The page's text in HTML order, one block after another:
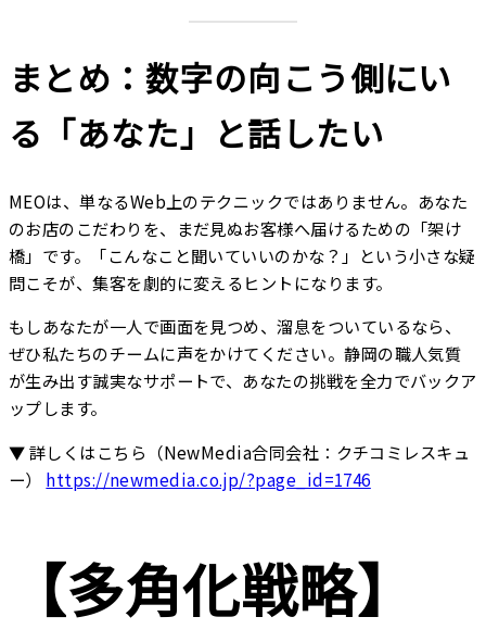
まとめ：数字の向こう側にい
る「あなた」と話したい
MEOは、単なるWeb上のテクニックではありません。あなた
のお店のこだわりを、まだ見ぬお客様へ届けるための「架け
橋」です。「こんなこと聞いていいのかな？」という小さな疑
問こそが、集客を劇的に変えるヒントになります。
もしあなたが一人で画面を見つめ、溜息をついているなら、
ぜひ私たちのチームに声をかけてください。静岡の職人気質
が生み出す誠実なサポートで、あなたの挑戦を全力でバックア
ップします。
▼ 詳しくはこちら（NewMedia合同会社：クチコミレスキュ
ー） https://newmedia.co.jp/?page_id=1746
【多角化戦略】